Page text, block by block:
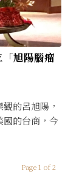
旭陽腦瘤
的呂旭陽，
國的台商，今
Page 1 of 2